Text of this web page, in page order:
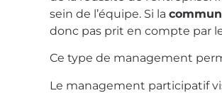
sein de l’équipe. Si la
donc pas prit en compte par
Ce type de management
Le management participatif